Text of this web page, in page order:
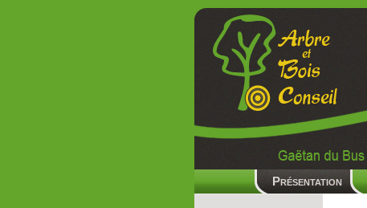
Présentation